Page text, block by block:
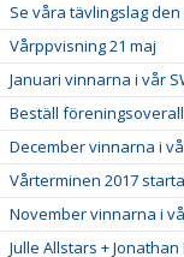
Se våra tävlingslag den
Vårppvisning 21 maj
Januari vinnarna i vår
Beställ
December vinnarna i
Vårterminen 2017
November vinnarna i
Julle Allstars +